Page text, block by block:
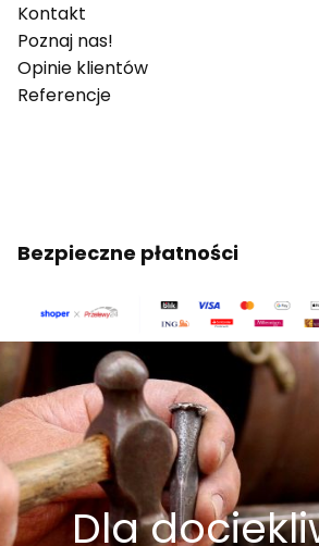
Kontakt
Poznaj nas!
Opinie klientów
Referencje
Bezpieczne płatności
Dla